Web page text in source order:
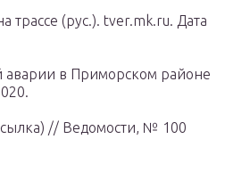
трассе (рус.). tver.mk.ru. Дата
аварии в Приморском районе
// Ведомости, № 100